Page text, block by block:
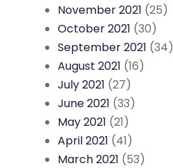
November 2021 (25)
October 2021 (30)
September 2021 (34)
August 2021 (16)
July 2021 (27)
June 2021 (33)
May 2021 (21)
April 2021 (41)
March 2021 (53)